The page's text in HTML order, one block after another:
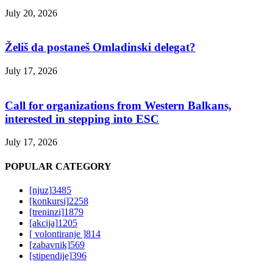
July 20, 2026
Želiš da postaneš Omladinski delegat?
July 17, 2026
Call for organizations from Western Balkans,
interested in stepping into ESC
July 17, 2026
POPULAR CATEGORY
[njuz]3485
[konkursi]2258
[treninzi]1879
[akcija]1205
[ volontiranje ]814
[zabavnik]569
[stipendije]396